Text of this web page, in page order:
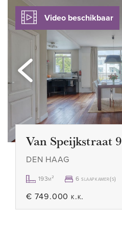
- Volledig dubbel glas
- Privé berging op straatniveau
- Eigen parkeerplek in
- Autovrij hofje
- Erfpacht eeuwigdurend
- Oplevering 19 september 2025
- Alle stukken zijn bij ons
- Vraagprijs € 395.000 K.K.
Video beschikbaar
Van Speijkstraat
DEN HAAG
193m² 6 slaapkamer(s)
€ 749.000 k.k.